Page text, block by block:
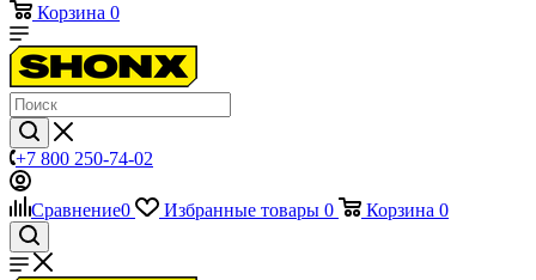
Корзина 0
+7 800 250-74-02
Сравнение0 Избранные товары 0 Корзина 0